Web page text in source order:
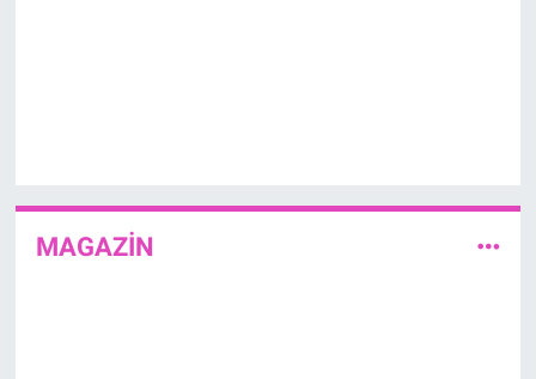
MAGAZİN